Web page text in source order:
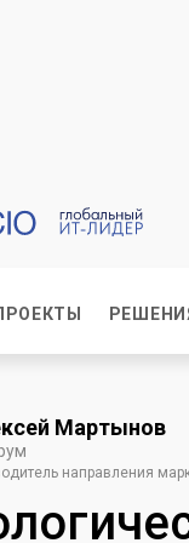
Мартынов
направления